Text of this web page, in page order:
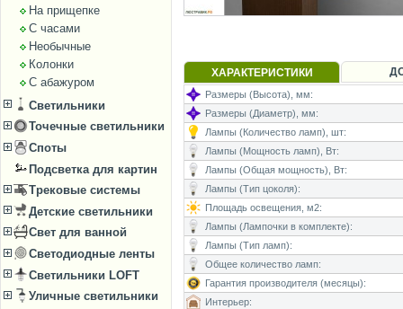
На прищепке
С часами
Необычные
Колонки
С абажуром
Светильники
Точечные светильники
Споты
Подсветка для картин
Трековые системы
Детские светильники
Свет для ванной
Светодиодные ленты
Светильники LOFT
Уличные светильники
ХАРАКТЕРИСТИКИ
Размеры (Высота), мм:
Размеры (Диаметр), мм:
Лампы (Количество ламп), шт:
Лампы (Мощность ламп), Вт:
Лампы (Общая мощность), Вт:
Лампы (Тип цоколя):
Площадь освещения, м2:
Лампы (Лампочки в комплекте):
Лампы (Тип ламп):
Общее количество ламп:
Гарантия производителя (месяцы):
Интерьер: